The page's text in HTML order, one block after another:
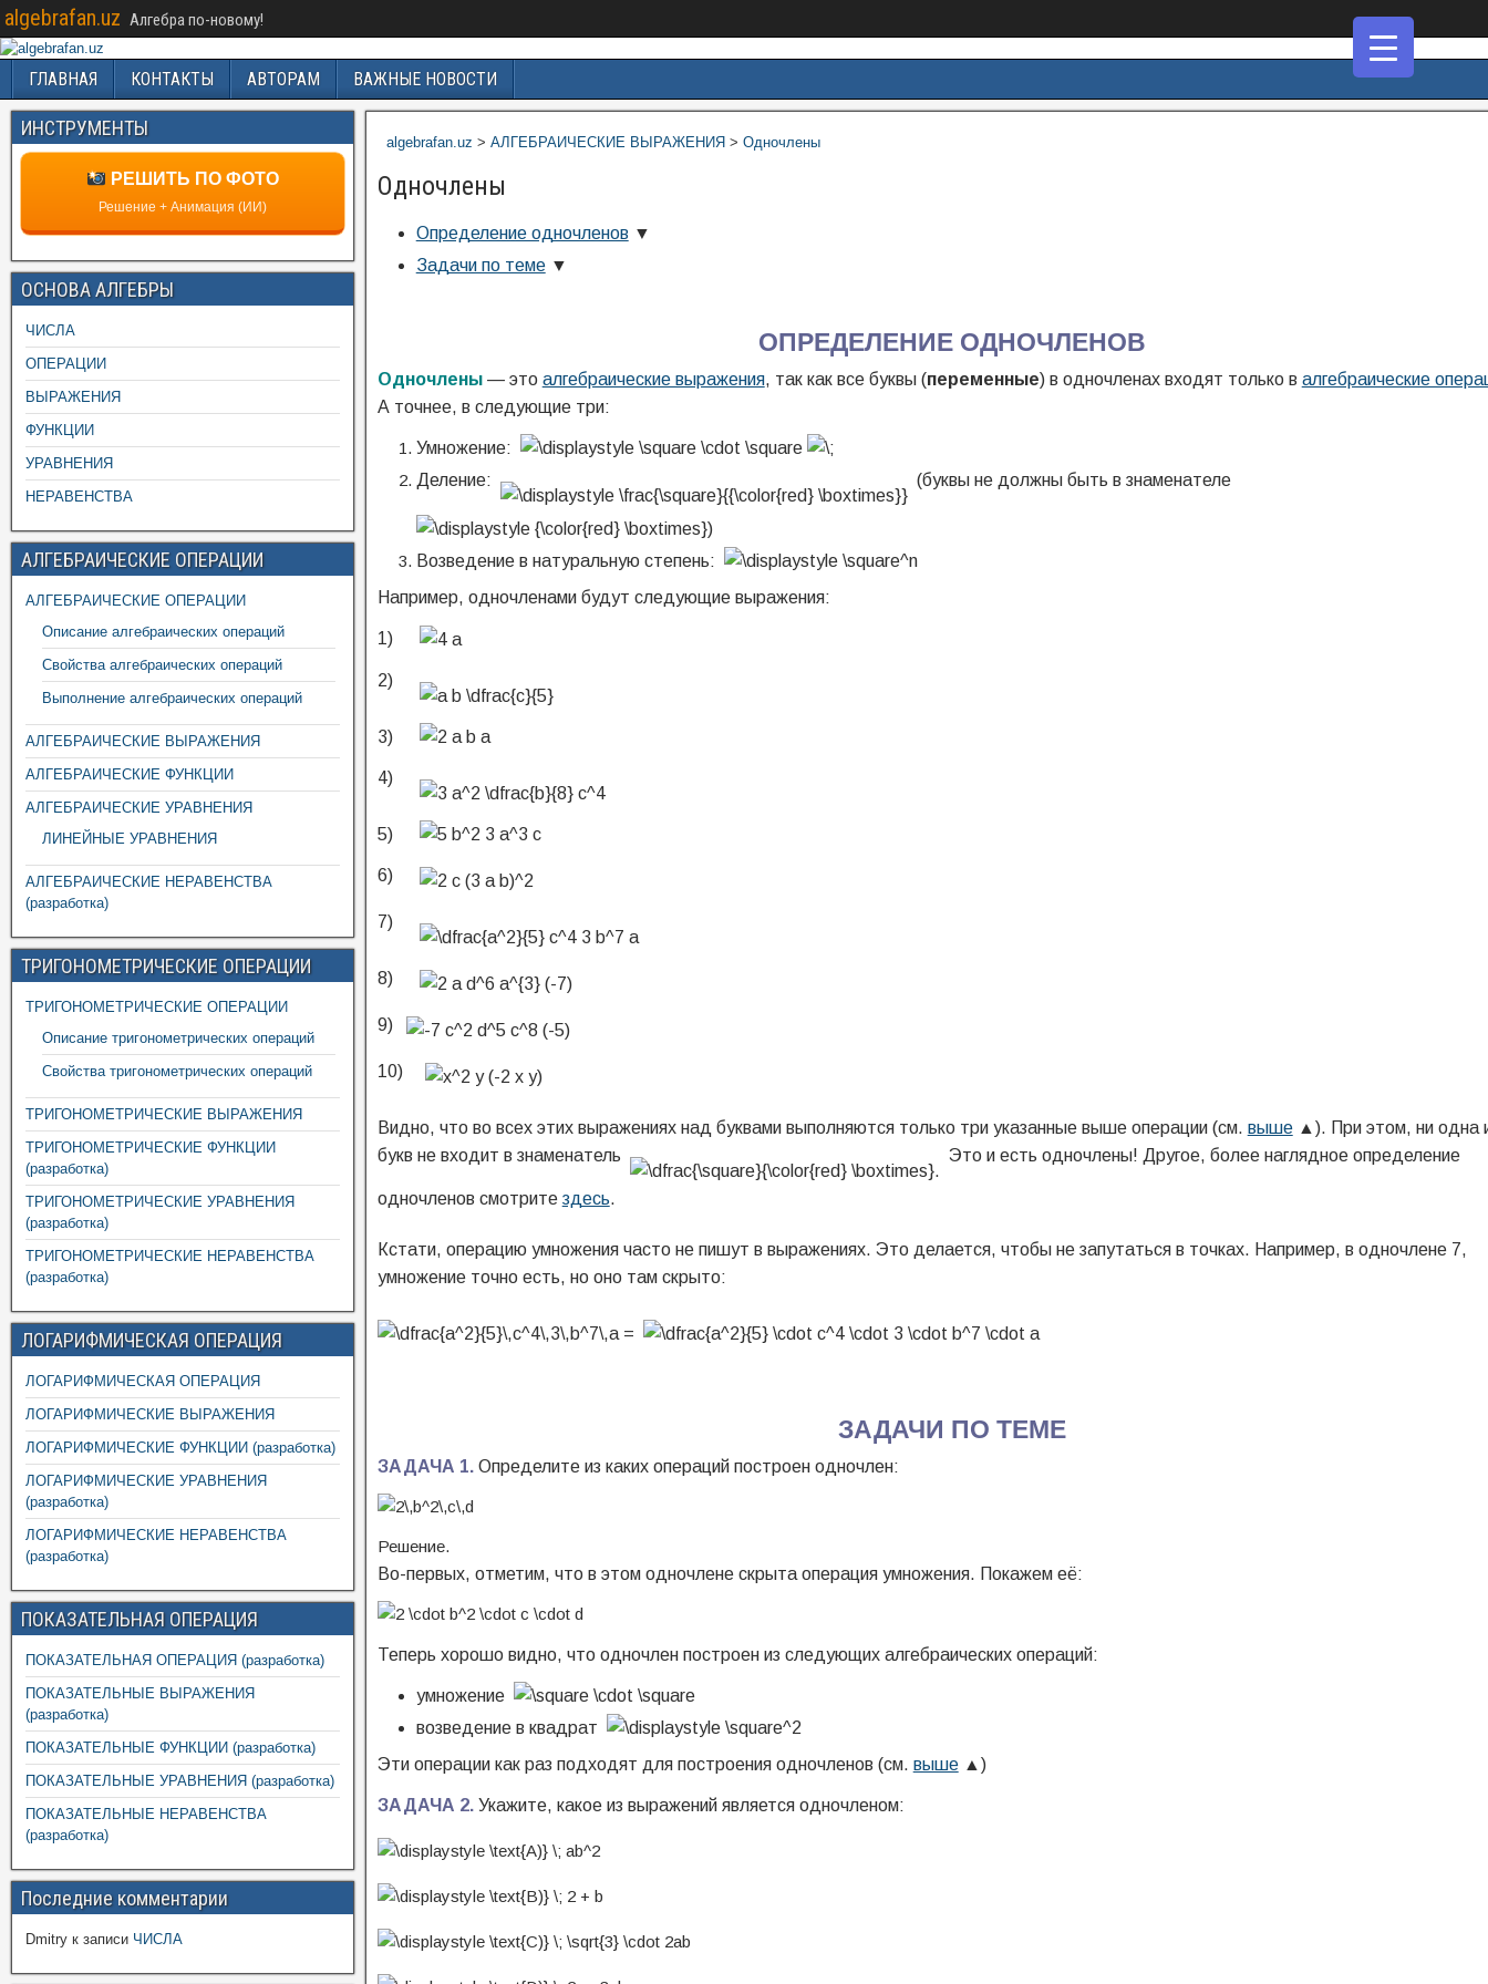
algebrafan.uz Алгебра по-новому!
ГЛАВНАЯ КОНТАКТЫ АВТОРАМ ВАЖНЫЕ НОВОСТИ
algebrafan.uz > АЛГЕБРАИЧЕСКИЕ ВЫРАЖЕНИЯ > Одночлены
Одночлены
Определение одночленов▼
Задачи по теме▼
ОПРЕДЕЛЕНИЕ ОДНОЧЛЕНОВ
Одночлены— это алгебраические выражения, так как все буквы (переменные) в одночленах входят только в алгебраические
А точнее, в следующие три:
Умножение:
Деление:
(буквы не должны быть в знаменателе
Возведение в натуральную степень:
Например, одночленами будут следующие выражения:
1)
2)
3)
4)
5)
6)
7)
8)
9)
10)
Видно, что во всех этих выражениях над буквами выполняются только три указанные выше операции (см. выше▲). При этом, ни одна
букв не входит в знаменатель
Это и есть одночлены! Другое, более наглядное определение
одночленов смотрите здесь.
Кстати, операцию умножения часто не пишут в выражениях. Это делается, чтобы не запутаться в точках. Например, в одночлене 7,
умножение точно есть, но оно там скрыто:
ЗАДАЧИ ПО ТЕМЕ
ЗАДАЧА 1.Определите из каких операций построен одночлен:
Решение.
Во-первых, отметим, что в этом одночлене скрыта операция умножения. Покажем её:
Теперь хорошо видно, что одночлен построен из следующих алгебраических операций:
умножение
возведение в квадрат
Эти операции как раз подходят для построения одночленов (см. выше▲)
ЗАДАЧА 2.Укажите, какое из выражений является одночленом:
ИНСТРУМЕНТЫ
РЕШИТЬ ПО ФОТО
Решение + Анимация (ИИ)
ОСНОВА АЛГЕБРЫ
ЧИСЛА
ОПЕРАЦИИ
ВЫРАЖЕНИЯ
ФУНКЦИИ
УРАВНЕНИЯ
НЕРАВЕНСТВА
АЛГЕБРАИЧЕСКИЕ ОПЕРАЦИИ
АЛГЕБРАИЧЕСКИЕ ОПЕРАЦИИ
Описание алгебраических операций
Свойства алгебраических операций
Выполнение алгебраических операций
АЛГЕБРАИЧЕСКИЕ ВЫРАЖЕНИЯ
АЛГЕБРАИЧЕСКИЕ ФУНКЦИИ
АЛГЕБРАИЧЕСКИЕ УРАВНЕНИЯ
ЛИНЕЙНЫЕ УРАВНЕНИЯ
АЛГЕБРАИЧЕСКИЕ НЕРАВЕНСТВА
(разработка)
ТРИГОНОМЕТРИЧЕСКИЕ ОПЕРАЦИИ
ТРИГОНОМЕТРИЧЕСКИЕ ОПЕРАЦИИ
Описание тригонометрических операций
Свойства тригонометрических операций
ТРИГОНОМЕТРИЧЕСКИЕ ВЫРАЖЕНИЯ
ТРИГОНОМЕТРИЧЕСКИЕ ФУНКЦИИ
(разработка)
ТРИГОНОМЕТРИЧЕСКИЕ УРАВНЕНИЯ
(разработка)
ТРИГОНОМЕТРИЧЕСКИЕ НЕРАВЕНСТВА
(разработка)
ЛОГАРИФМИЧЕСКАЯ ОПЕРАЦИЯ
ЛОГАРИФМИЧЕСКАЯ ОПЕРАЦИЯ
ЛОГАРИФМИЧЕСКИЕ ВЫРАЖЕНИЯ
ЛОГАРИФМИЧЕСКИЕ ФУНКЦИИ (разработка)
ЛОГАРИФМИЧЕСКИЕ УРАВНЕНИЯ
(разработка)
ЛОГАРИФМИЧЕСКИЕ НЕРАВЕНСТВА
(разработка)
ПОКАЗАТЕЛЬНАЯ ОПЕРАЦИЯ
ПОКАЗАТЕЛЬНАЯ ОПЕРАЦИЯ (разработка)
ПОКАЗАТЕЛЬНЫЕ ВЫРАЖЕНИЯ
(разработка)
ПОКАЗАТЕЛЬНЫЕ ФУНКЦИИ (разработка)
ПОКАЗАТЕЛЬНЫЕ УРАВНЕНИЯ (разработка)
ПОКАЗАТЕЛЬНЫЕ НЕРАВЕНСТВА
(разработка)
Последние комментарии
Dmitry к записи ЧИСЛА